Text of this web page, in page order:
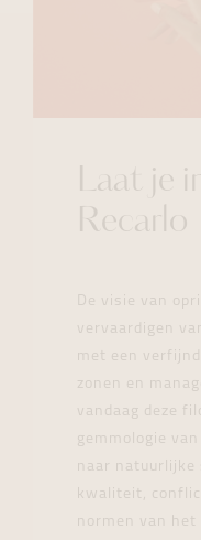
Laat je
Recarlo
De visie van
vervaardigen
met een verfijnd
zonen en
vandaag deze
gemmologie
naar natuurlijke
kwaliteit,
normen van